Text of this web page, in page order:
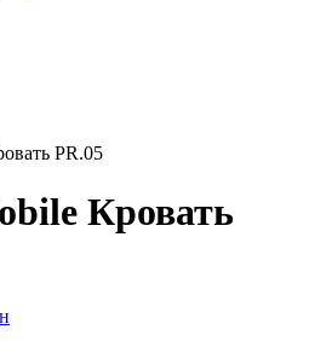
PR.05
Кровать